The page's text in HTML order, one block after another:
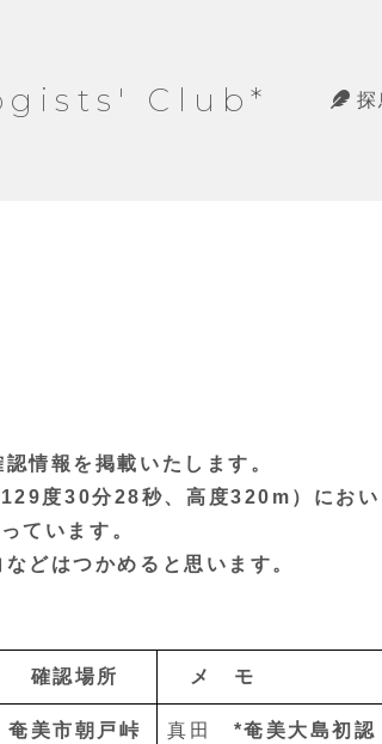
Club* 探
情報を掲載 いたします。
度30分28秒、高度320m）におい
ています。
どはつかめると思います。
確認場所 メ モ
奄美市朝戸峠 真田 *奄美大島初認